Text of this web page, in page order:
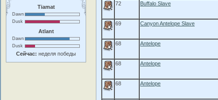
Tiamat
Dawn
Dusk
Atlant
Dawn
Dusk
Сейчас: неделя победы
72 Buffalo Slave
69 Canyon Antelope Slave
68 Antelope
68 Antelope
68 Antelope